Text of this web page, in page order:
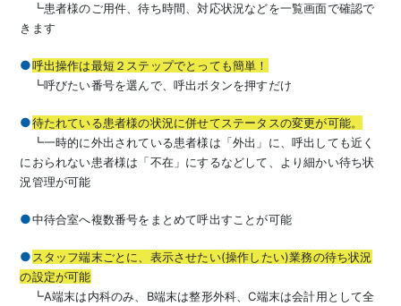
┗患者様のご用件、待ち時間、対応状況などを一覧画面で確認で
きます
呼出操作は最短２ステップでとっても簡単！
┗呼びたい番号を選んで、呼出ボタンを押すだけ
待たれている患者様の状況に併せてステータスの変更が可能。
┗一時的に外出されている患者様は「外出」に、呼出しても近く
におられない患者様は「不在」にするなどして、より細かい待ち状
況管理が可能
中待合室へ複数番号をまとめて呼出すことが可能
スタッフ端末ごとに、表示させたい(操作したい)業務の待ち状況
の設定が可能
┗A端末は内科のみ、B端末は整形外科、C端末は会計用として全